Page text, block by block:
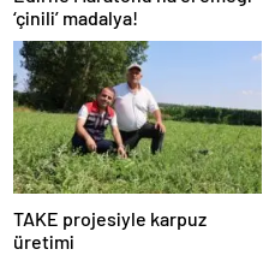
‘çinili’ madalya!
TAKE projesiyle karpuz
üretimi